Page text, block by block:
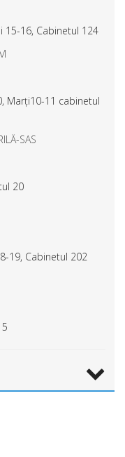
15-16, Cabinetul 124
Marți10-11 cabinetul
SAS
20
19, Cabinetul 202